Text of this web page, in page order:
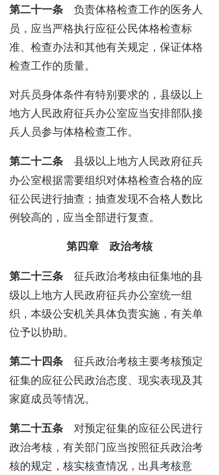
第二十一条 负责体格检查工作的医务人
员，应当严格执行应征公民体格检查标
准、检查办法和其他有关规定，保证体格
检查工作的质量。
对兵员身体条件有特别要求的，县级以上
地方人民政府征兵办公室应当安排部队接
兵人员参与体格检查工作。
第二十二条 县级以上地方人民政府征兵
办公室根据需要组织对体格检查合格的应
征公民进行抽查；抽查发现不合格人数比
例较高的，应当全部进行复查。
第四章 政治考核
第二十三条 征兵政治考核由征集地的县
级以上地方人民政府征兵办公室统一组
织，本级公安机关具体负责实施，有关单
位予以协助。
第二十四条 征兵政治考核主要考核预定
征集的应征公民政治态度、现实表现及其
家庭成员等情况。
第二十五条 对预定征集的应征公民进行
政治考核，有关部门应当按照征兵政治考
核的规定，核实核查情况，出具考核意